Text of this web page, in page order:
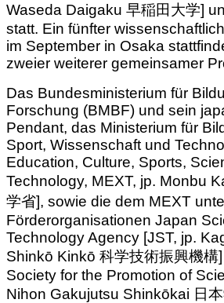
Waseda Daigaku 早稲田大学]
statt. Ein fünfter
im September in Osaka
zweier weiterer gemeinsamer
Das Bundesministerium für
Forschung (BMBF) und sein
Pendant, das Ministerium für
Sport, Wissenschaft und
Education, Culture, Sports,
Technology, MEXT, jp. Monbu
学省], sowie die dem MEXT
Förderorganisationen Japan
Technology Agency [JST, jp.
Shinkō Kinkō 科学技術振興機
Society for the Promotion of
Nihon Gakujutsu Shinkōkai 日